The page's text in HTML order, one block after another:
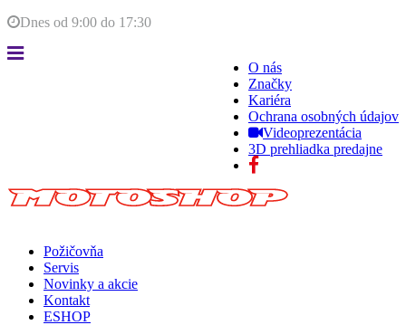
Dnes od 9:00 do 17:30
O nás
Značky
Kariéra
Ochrana osobných údajov
Videoprezentácia
3D prehliadka predajne
Požičovňa
Servis
Novinky a akcie
Kontakt
ESHOP